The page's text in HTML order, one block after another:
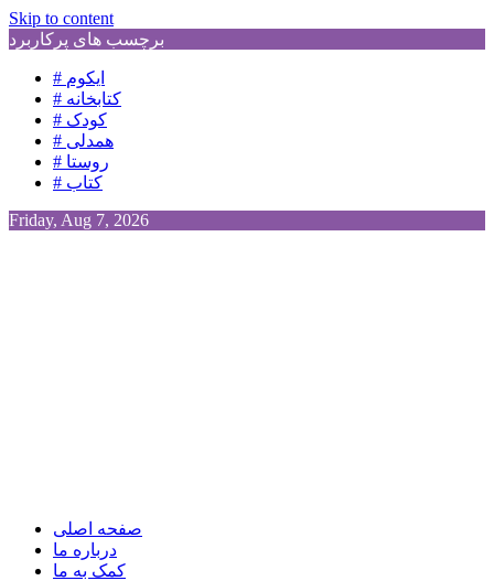
Skip to content
برچسب های پرکاربرد
# ایکوم
# کتابخانه
# کودک
# همدلی
# روستا
# کتاب
Friday, Aug 7, 2026
Children Cultural Development Center
صفحه اصلی
درباره ما
کمک به ما